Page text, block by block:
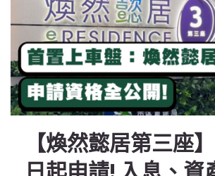
【煥然懿居第三座